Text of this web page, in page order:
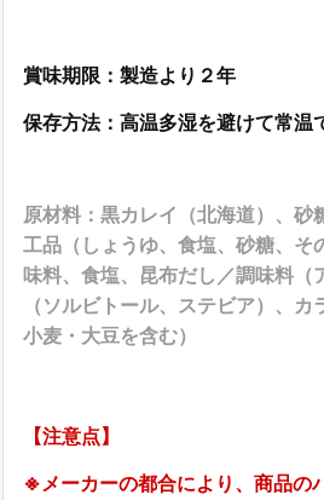
賞味期限：製造より２年
保存方法：高温多湿を避けて常温
原材料：黒カレイ（北海道）、砂
工品（しょうゆ、食塩、砂糖、そ
味料、食塩、昆布だし／調味料（
（ソルビトール、ステビア）、
小麦・大豆を含む）
【注意点】
※メーカーの都合により、商品の